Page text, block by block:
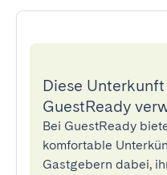
Diese
GuestReady
Bei GuestReady
komfortable
Gastgebern dabei,